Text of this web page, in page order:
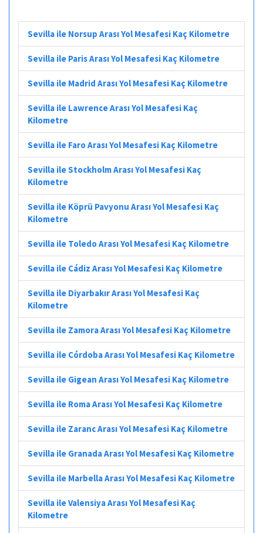
Sevilla ile Norsup Arası Yol Mesafesi Kaç Kilometre
Sevilla ile Paris Arası Yol Mesafesi Kaç Kilometre
Sevilla ile Madrid Arası Yol Mesafesi Kaç Kilometre
Sevilla ile Lawrence Arası Yol Mesafesi Kaç
Kilometre
Sevilla ile Faro Arası Yol Mesafesi Kaç Kilometre
Sevilla ile Stockholm Arası Yol Mesafesi Kaç
Kilometre
Sevilla ile Köprü Pavyonu Arası Yol Mesafesi Kaç
Kilometre
Sevilla ile Toledo Arası Yol Mesafesi Kaç Kilometre
Sevilla ile Cádiz Arası Yol Mesafesi Kaç Kilometre
Sevilla ile Diyarbakır Arası Yol Mesafesi Kaç
Kilometre
Sevilla ile Zamora Arası Yol Mesafesi Kaç Kilometre
Sevilla ile Córdoba Arası Yol Mesafesi Kaç Kilometre
Sevilla ile Gigean Arası Yol Mesafesi Kaç Kilometre
Sevilla ile Roma Arası Yol Mesafesi Kaç Kilometre
Sevilla ile Zaranc Arası Yol Mesafesi Kaç Kilometre
Sevilla ile Granada Arası Yol Mesafesi Kaç Kilometre
Sevilla ile Marbella Arası Yol Mesafesi Kaç Kilometre
Sevilla ile Valensiya Arası Yol Mesafesi Kaç
Kilometre